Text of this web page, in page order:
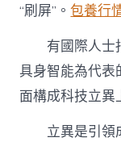
“刷屏”。包養行
有國際人士
具身智能為代表
面構成科技立異
立異是引領